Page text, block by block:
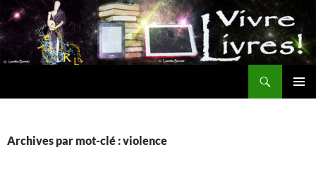
Aller
au
contenu
Archives par mot-clé : violence